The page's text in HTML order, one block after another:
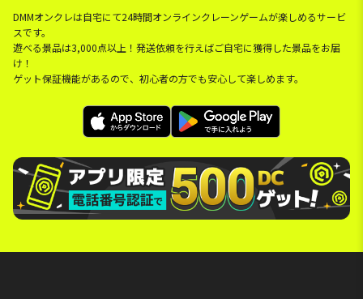
DMMオンクレは自宅にて24時間オンラインクレーンゲームが楽しめるサービ
スです。
遊べる景品は3,000点以上！発送依頼を行えばご自宅に獲得した景品をお届
け！
ゲット保証機能があるので、初心者の方でも安心して楽しめます。